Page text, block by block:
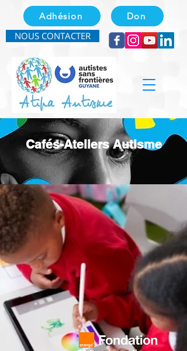
Adhésion Don
NOUS CONTACTER
Cafés-Ateliers Autisme